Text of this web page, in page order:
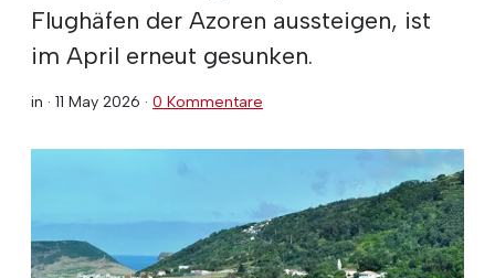
Flughäfen der Azoren aussteigen, ist
im April erneut gesunken.
in · 11 May 2026 · 0 Kommentare